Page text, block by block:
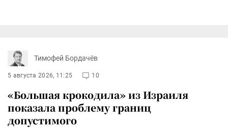
Тимофей Бордачёв
5 августа 2026, 11:25 10
«Большая крокодила» из Израиля
показала проблему границ
допустимого